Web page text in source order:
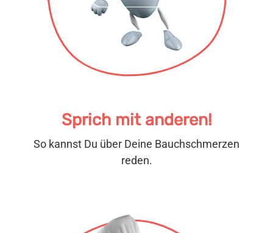
Sprich mit anderen!
So kannst Du über Deine Bauchschmerzen
reden.